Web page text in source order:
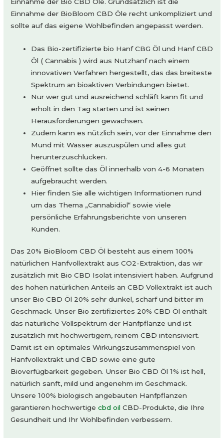
Einnahme der BioBloom CBD Öle recht unkompliziert und
sollte auf das eigene Wohlbefinden angepasst werden.
Das Bio-zertifizierte bio Hanf CBG Öl und Hanf CBD
Öl ( Cannabis ) wird aus Nutzhanf nach einem
innovativen Verfahren hergestellt, das das breiteste
Spektrum an bioaktiven Verbindungen bietet.
Nur wer gut und ausreichend schläft kann fit und
erholt in den Tag starten und ist seinen
Herausforderungen gewachsen.
Zudem kann es nützlich sein, vor der Einnahme den
Mund mit Wasser auszuspülen und alles gut
herunterzuschlucken.
Geöffnet sollte das Öl innerhalb von 4-6 Monaten
aufgebraucht werden.
Hier finden Sie alle wichtigen Informationen rund
um das Thema „Cannabidiol“ sowie viele
persönliche Erfahrungsberichte von unseren
Kunden.
Das 20% BioBloom CBD Öl besteht aus einem 100%
natürlichen Hanfvollextrakt aus CO2-Extraktion, das wir
zusätzlich mit Bio CBD Isolat intensiviert haben. Aufgrund
des hohen natürlichen Anteils an CBD Vollextrakt ist auch
unser Bio CBD Öl 20% sehr dunkel, scharf und bitter im
Geschmack. Unser Bio zertifiziertes 20% CBD Öl enthält
das natürliche Vollspektrum der Hanfpflanze und ist
zusätzlich mit hochwertigem, reinem CBD intensiviert.
Damit ist ein optimales Wirkungszusammenspiel von
Hanfvollextrakt und CBD sowie eine gute
Bioverfügbarkeit gegeben. Unser Bio CBD Öl 1% ist hell,
natürlich sanft, mild und angenehm im Geschmack.
Unsere 100% biologisch angebauten Hanfpflanzen
garantieren hochwertigecbd oil CBD-Produkte, die Ihre
Gesundheit und Ihr Wohlbefinden verbessern.